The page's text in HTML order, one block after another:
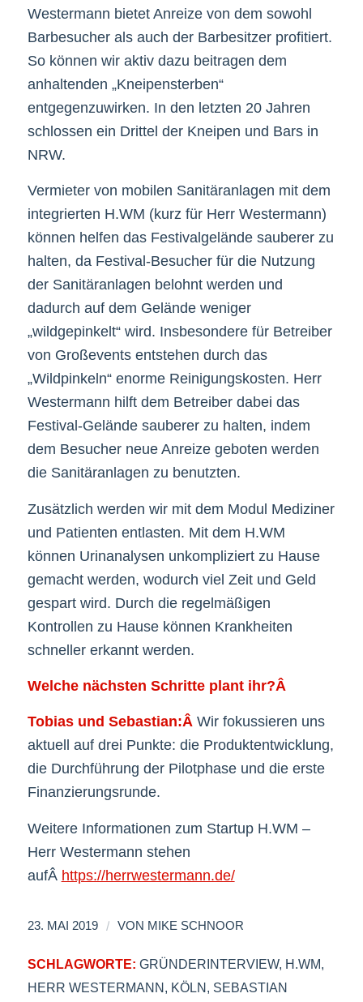
Westermann bietet Anreize von dem sowohl
Barbesucher als auch der Barbesitzer profitiert.
So können wir aktiv dazu beitragen dem
anhaltenden „Kneipensterben“
entgegenzuwirken. In den letzten 20 Jahren
schlossen ein Drittel der Kneipen und Bars in
NRW.
Vermieter von mobilen Sanitäranlagen mit dem
integrierten H.WM (kurz für Herr Westermann)
können helfen das Festivalgelände sauberer zu
halten, da Festival-Besucher für die Nutzung
der Sanitäranlagen belohnt werden und
dadurch auf dem Gelände weniger
„wildgepinkelt“ wird. Insbesondere für Betreiber
von Großevents entstehen durch das
„Wildpinkeln“ enorme Reinigungskosten. Herr
Westermann hilft dem Betreiber dabei das
Festival-Gelände sauberer zu halten, indem
dem Besucher neue Anreize geboten werden
die Sanitäranlagen zu benutzten.
Zusätzlich werden wir mit dem Modul Mediziner
und Patienten entlasten. Mit dem H.WM
können Urinanalysen unkompliziert zu Hause
gemacht werden, wodurch viel Zeit und Geld
gespart wird. Durch die regelmäßigen
Kontrollen zu Hause können Krankheiten
schneller erkannt werden.
Welche nächsten Schritte plant ihr?Â
Tobias und Sebastian:Â Wir fokussieren uns
aktuell auf drei Punkte: die Produktentwicklung,
die Durchführung der Pilotphase und die erste
Finanzierungsrunde.
Weitere Informationen zum Startup H.WM –
Herr Westermann stehen
aufÂ https://herrwestermann.de/
23. MAI 2019 / VON MIKE SCHNOOR
SCHLAGWORTE: GRÜNDERINTERVIEW, H.WM,
HERR WESTERMANN, KÖLN, SEBASTIAN